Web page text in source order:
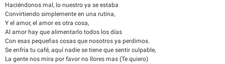
Haciéndonos mal, lo nuestro ya se estaba
Convirtiendo simplemente en una rutina,
Y el amor, el amor es otra cosa,
Al amor hay que alimentarlo todos los días
Con esas pequeñas cosas que nosotros ya perdimos.
Se enfría tu café, aquí nadie se tiene que sentir culpable,
La gente nos mira por favor no llores mas (Te quiero)